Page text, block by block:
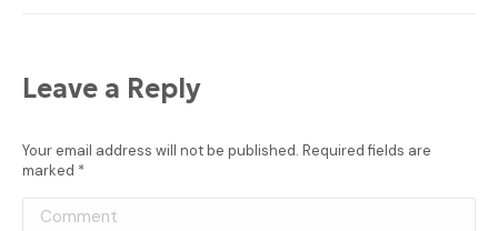
Leave a Reply
Your email address will not be published. Required fields are
marked *
Comment